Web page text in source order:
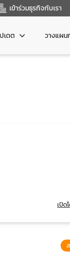
เข้าร่วมธุรกิจกับเรา
เดต วางแผน
เปิด